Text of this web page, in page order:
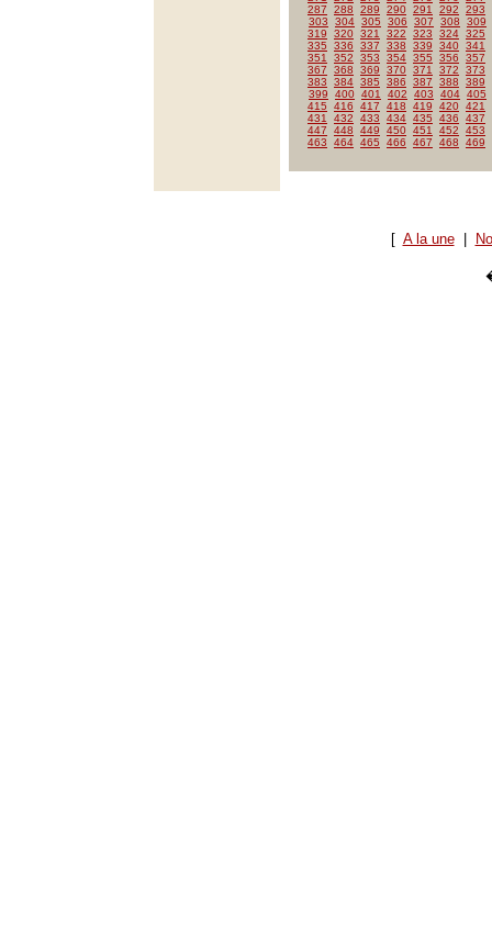
287
288 289 290 291 292
293
303
304 305 306 307 308
309
319
320 321 322 323 324 325
335
336 337 338 339 340 341
351
352 353 354 355 356
357
367
368 369 370 371 372
373
383
384 385 386 387 388
389
399
400 401 402 403 404 405
415
416 417 418 419 420 421
431
432 433 434 435 436
437
447
448 449 450 451 452
453
463
464 465 466 467 468 469
[ A la une|